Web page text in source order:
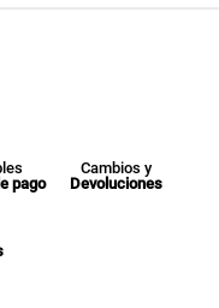
pago
Cambios y
Devoluciones